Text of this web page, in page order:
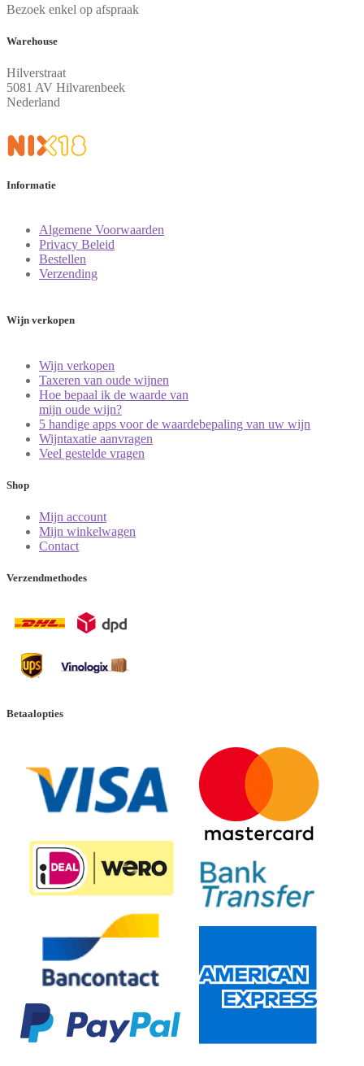
Bezoek enkel op afspraak
Warehouse
Hilverstraat
5081 AV Hilvarenbeek
Nederland
Informatie
Algemene Voorwaarden
Privacy Beleid
Bestellen
Verzending
Wijn verkopen
Wijn verkopen
Taxeren van oude wijnen
Hoe bepaal ik de waarde van
mijn oude wijn?
5 handige apps voor de waardebepaling van uw wijn
Wijntaxatie aanvragen
Veel gestelde vragen
Shop
Mijn account
Mijn winkelwagen
Contact
Verzendmethodes
Betaalopties